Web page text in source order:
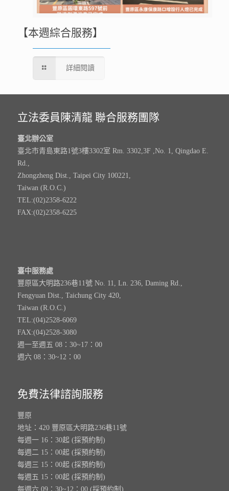
【本週綜合服務】
詳細閱讀
立法委員陳清龍 聯合服務團隊
臺北辦公室
臺北市青島東路1號3樓3302室 Rm. 3302,3F ,No. 1, Qingdao E.
Rd.,
Zhongzheng Dist., Taipei City 100221,
Taiwan (R.O.C.)
TEL:(02)2358-6222
FAX:(02)2358-6225
臺中服務處
豐原區大明路236巷11號 No. 11, Ln. 236, Daming Rd.,
Fengyuan Dist., Taichung City 420,
Taiwan (R.O.C.)
TEL:(04)2528-6069
FAX:(04)2528-3080
週一至週五 08：30~17：00
週六 08：30~12：00
免費法律諮詢服務
豐原
地址：420 豐原區大明路236巷11號
每週一 16：30起 (採預約制)
每週二 15：00起 (採預約制)
每週三 15：00起 (採預約制)
每週五 15：00起 (採預約制)
每週六 09：30~12：00 (採預約制)